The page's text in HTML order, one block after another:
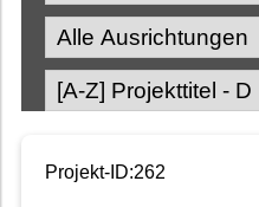
Projekt-ID:262